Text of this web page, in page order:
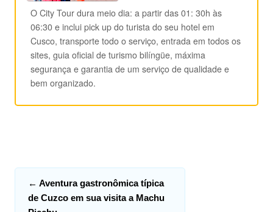
O City Tour dura meio dia: a partir das 01: 30h às
06:30 e inclui pick up do turista do seu hotel em
Cusco, transporte todo o serviço, entrada em todos os
sites, guia oficial de turismo bilíngüe, máxima
segurança e garantia de um serviço de qualidade e
bem organizado.
← Aventura gastronômica típica
de Cuzco em sua visita a Machu